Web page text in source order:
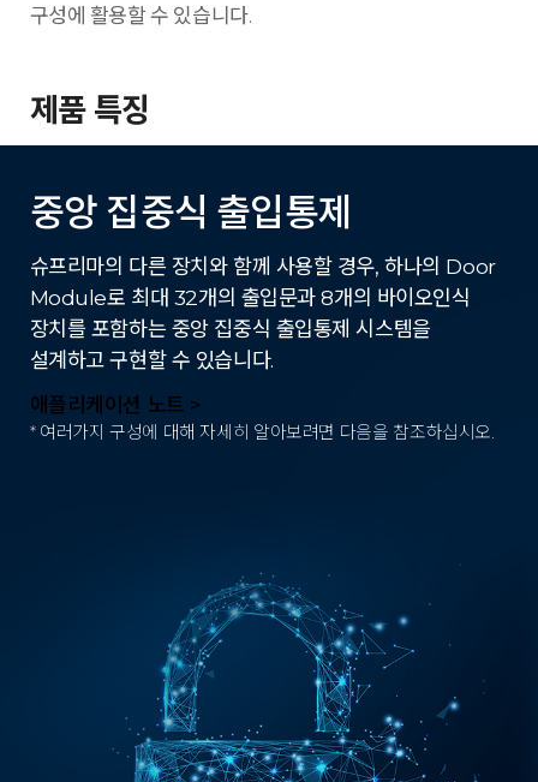
구성에 활용할 수 있습니다.
제품 특징
중앙 집중식 출입통제
슈프리마의 다른 장치와 함께 사용할 경우, 하나의 Door
Module로 최대 32개의 출입문과 8개의 바이오인식
장치를 포함하는 중앙 집중식 출입통제 시스템을
설계하고 구현할 수 있습니다.
애플리케이션 노트 >
* 여러가지 구성에 대해 자세히 알아보려면 다음을 참조하십시오.